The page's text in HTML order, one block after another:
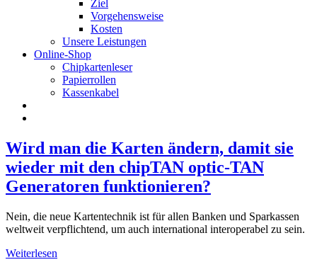
Ziel
Vorgehensweise
Kosten
Unsere Leistungen
Online-Shop
Chipkartenleser
Papierrollen
Kassenkabel
Wird man die Karten ändern, damit sie
wieder mit den chipTAN optic-TAN
Generatoren funktionieren?
Nein, die neue Kartentechnik ist für allen Banken und Sparkassen
weltweit verpflichtend, um auch international interoperabel zu sein.
Weiterlesen